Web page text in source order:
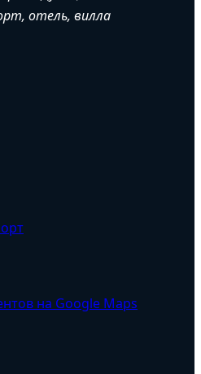
отель, вилла
на Google Maps